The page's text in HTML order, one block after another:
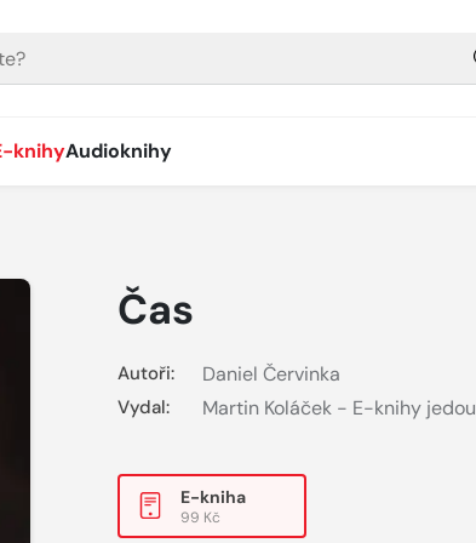
knihyAudioknihy
Čas
Autoři: Daniel Červinka
Vydal: Martin Koláček - E-knihy jedou
E-kniha
99 Kč